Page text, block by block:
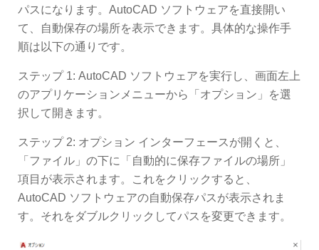
パスになります。AutoCAD ソフトウェアを直接開い
て、自動保存の場所を表示できます。具体的な操作手
順は以下の通りです。
ステップ 1: AutoCAD ソフトウェアを実行し、画面左上
のアプリケーションメニューから「オプション」を選
択して開きます。
ステップ 2: オプション インターフェースが開くと、
「ファイル」の下に「自動的に保存ファイルの場所」
項目が表示されます。これをクリックすると、
AutoCAD ソフトウェアの自動保存パスが表示されま
す。それをダブルクリックしてパスを変更できます。